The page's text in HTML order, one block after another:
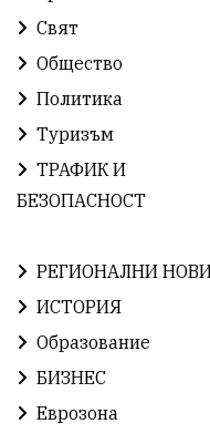
ОбщественИнтерес
ИсторияНаБългария
БългарскаГордост
ЦветомирПетков
Свят
Общество
Политика
Туризъм
ТРАФИК И
БЕЗОПАСНОСТ
РЕГИОНАЛНИ
ИСТОРИЯ
Образование
БИЗНЕС
Еврозона